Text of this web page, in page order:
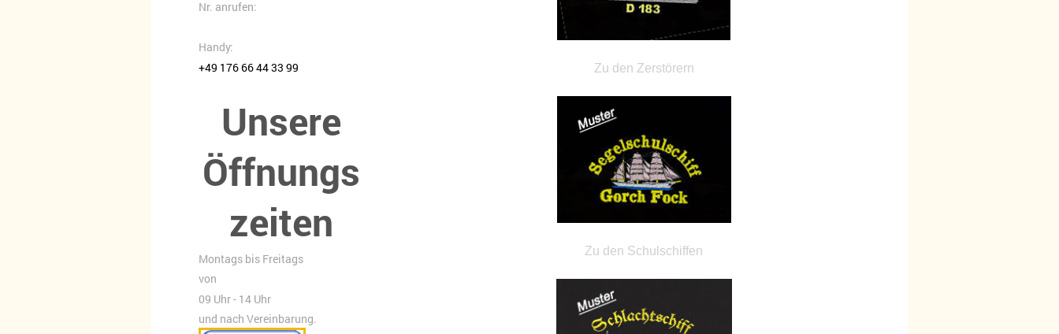
Zu den Zerstörern
Zu den Schulschiffen
Nr. anrufen:
Handy:
+49 176 66 44 33 99
Unsere
Öffnungs
zeiten
Montags bis Freitags
von
09 Uhr - 14 Uhr
und nach Vereinbarung.